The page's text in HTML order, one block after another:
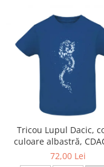
Tricou Lupul Dacic,
culoare albastră,
72,00 Lei